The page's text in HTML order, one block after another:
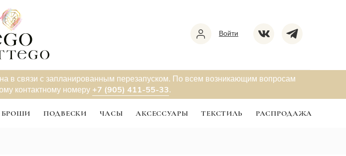
Войти
в связи с запланированным перезапуском. По всем возникающим вопросам
контактному номеру +7 (905) 411-55-33.
БРОШИ ПОДВЕСКИ ЧАСЫ АКСЕССУАРЫ ТЕКСТИЛЬ РАСПРОДАЖА